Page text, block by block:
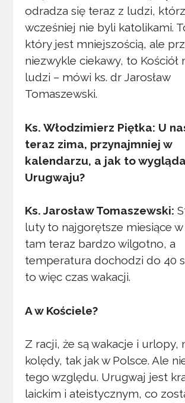
odradza się teraz z ludzi,
wcześniej nie byli katolikami.
który jest mniejszością, ale
niezwykle ciekawy, to Kościół
ludzi – mówi ks. dr Jarosław
Tomaszewski.
Ks. Włodzimierz Piętka: U
teraz zima, przynajmniej w
kalendarzu, a jak to
Urugwaju?
Ks. Jarosław Tomaszewski:
luty to najgorętsze miesiące
tam teraz bardzo wilgotno, a
temperatura dochodzi do 40
to więc czas wakacji.
A w Kościele?
Z racji, że są wakacje i urlopy,
kolędy, tak jak w Polsce. Ale
tego względu. Urugwaj jest
laickim i ateistycznym, co